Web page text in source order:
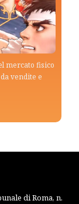
mercato fisico
vendite e
di Roma, n.